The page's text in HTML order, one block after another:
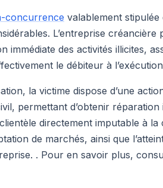
concurrence valablement
L’entreprise
immédiate des activités illicites,
le débiteur à
la victime dispose d’une
permettant d’obtenir
directement imputable à
de marchés, ainsi que
. Pour en savoir plus,